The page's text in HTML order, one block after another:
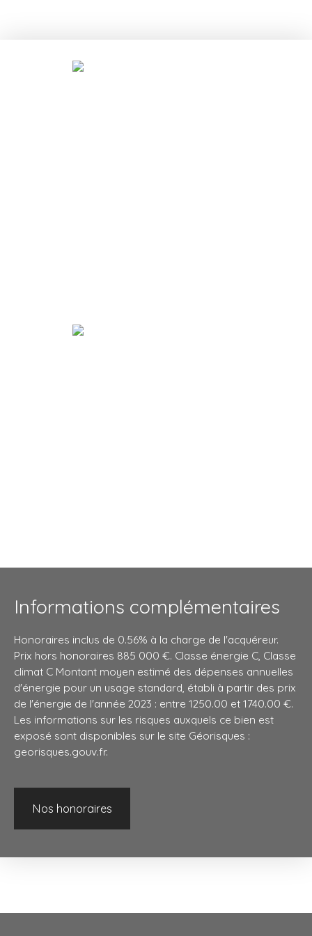
Informations complémentaires
Honoraires inclus de 0.56% à la charge de l'acquéreur.
Prix hors honoraires 885 000 €. Classe énergie C, Classe
climat C Montant moyen estimé des dépenses annuelles
d'énergie pour un usage standard, établi à partir des prix
de l'énergie de l'année 2023 : entre 1250.00 et 1740.00 €.
Les informations sur les risques auxquels ce bien est
exposé sont disponibles sur le site Géorisques :
georisques.gouv.fr.
Nos honoraires